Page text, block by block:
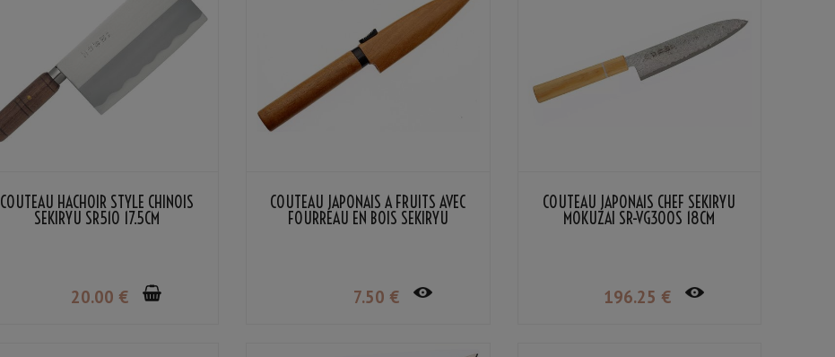
COUTEAU HACHOIR STYLE CHINOIS
SEKIRYU SR510 17.5CM
20.00 €
COUTEAU JAPONAIS À FRUITS AVEC
FOURREAU EN BOIS SEKIRYU
7.50 €
COUTEAU JAPONAIS CHEF SEKIRYU
MOKUZAI SR-VG300S 18CM
196.25 €